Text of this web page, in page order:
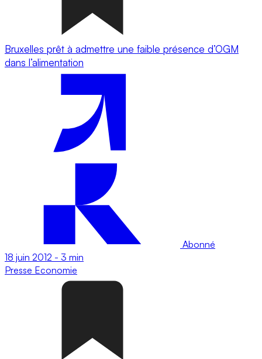
Bruxelles prêt à admettre une faible présence d’OGM
dans l’alimentation
Abonné
18 juin 2012 - 3 min
Presse Economie